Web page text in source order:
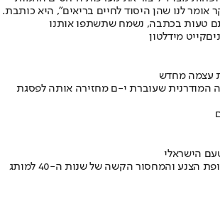
לנו שהן היסוד לחיים בריאים", היא כותבת.
טעות בכתבה, נשמח שתשתפו אותנו
קייט מידלטון
עצמה מחדש
המודרנית שעוברת י-ם מחזירה אותה לפסגת
הישראלי
איך אסם הפכה את תקופת הצנע והמחסור הקשה של שנות ה-40 למותג